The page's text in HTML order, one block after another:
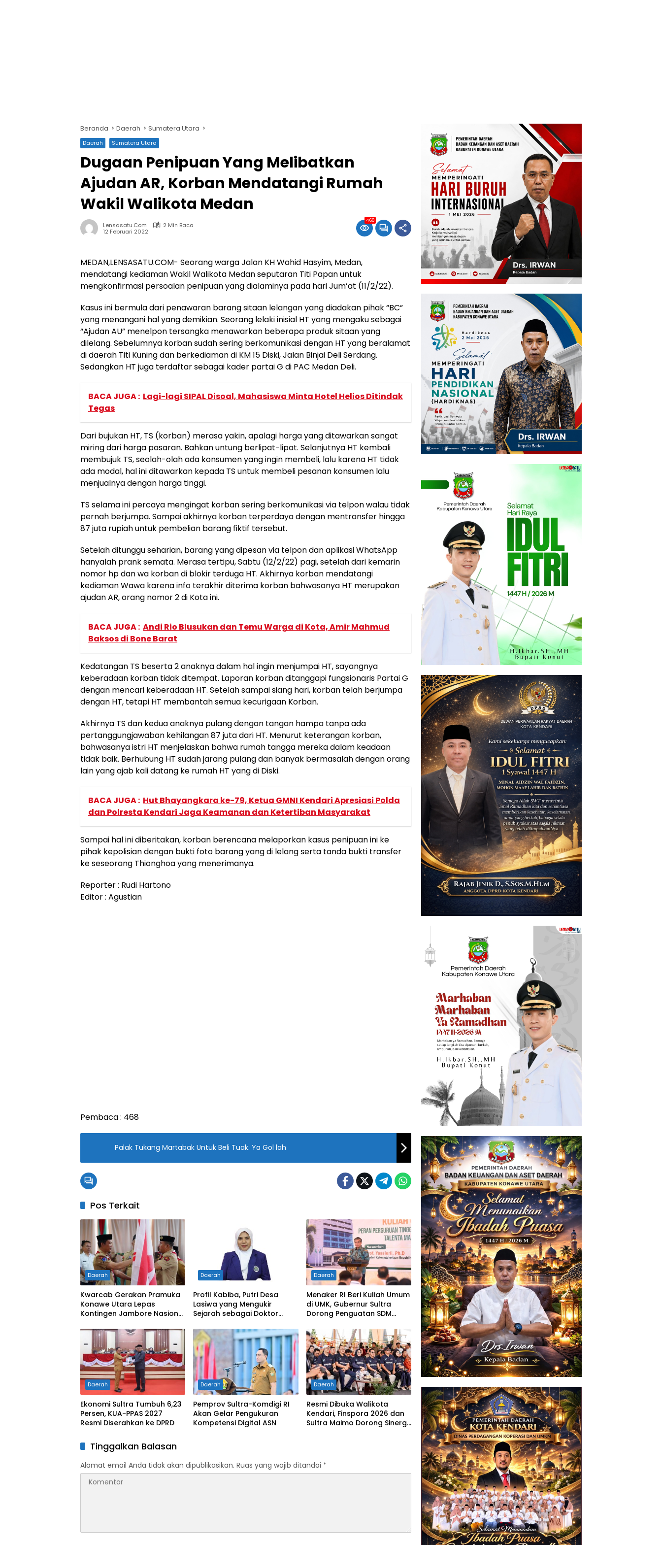
Beranda Daerah Sumatera Utara
Daerah Sumatera Utara
Dugaan Penipuan Yang Melibatkan
Ajudan AR, Korban Mendatangi Rumah
Wakil Walikota Medan
Lensasatu.com
2 Min Baca
12 Februari 2022
468
MEDAN,LENSASATU.COM- Seorang warga Jalan KH Wahid Hasyim, Medan,
mendatangi kediaman Wakil Walikota Medan seputaran Titi Papan untuk
mengkonfirmasi persoalan penipuan yang dialaminya pada hari Jum’at (11/2/22).
Kasus ini bermula dari penawaran barang sitaan lelangan yang diadakan pihak “BC”
yang menangani hal yang demikian. Seorang lelaki inisial HT yang mengaku sebagai
“Ajudan AU” menelpon tersangka menawarkan beberapa produk sitaan yang
dilelang. Sebelumnya korban sudah sering berkomunikasi dengan HT yang beralamat
di daerah Titi Kuning dan berkediaman di KM 15 Diski, Jalan Binjai Deli Serdang.
Sedangkan HT juga terdaftar sebagai kader partai G di PAC Medan Deli.
BACA JUGA : Lagi-lagi SIPAL Disoal, Mahasiswa Minta Hotel Helios Ditindak
Tegas
Dari bujukan HT, TS (korban) merasa yakin, apalagi harga yang ditawarkan sangat
miring dari harga pasaran. Bahkan untung berlipat-lipat. Selanjutnya HT kembali
membujuk TS, seolah-olah ada konsumen yang ingin membeli, lalu karena HT tidak
ada modal, hal ini ditawarkan kepada TS untuk membeli pesanan konsumen lalu
menjualnya dengan harga tinggi.
TS selama ini percaya mengingat korban sering berkomunikasi via telpon walau tidak
pernah berjumpa. Sampai akhirnya korban terperdaya dengan mentransfer hingga
87 juta rupiah untuk pembelian barang fiktif tersebut.
Setelah ditunggu seharian, barang yang dipesan via telpon dan aplikasi WhatsApp
hanyalah prank semata. Merasa tertipu, Sabtu (12/2/22) pagi, setelah dari kemarin
nomor hp dan wa korban di blokir terduga HT. Akhirnya korban mendatangi
kediaman Wawa karena info terakhir diterima korban bahwasanya HT merupakan
ajudan AR, orang nomor 2 di Kota ini.
BACA JUGA : Andi Rio Blusukan dan Temu Warga di Kota, Amir Mahmud
Baksos di Bone Barat
Kedatangan TS beserta 2 anaknya dalam hal ingin menjumpai HT, sayangnya
keberadaan korban tidak ditempat. Laporan korban ditanggapi fungsionaris Partai G
dengan mencari keberadaan HT. Setelah sampai siang hari, korban telah berjumpa
dengan HT, tetapi HT membantah semua kecurigaan Korban.
Akhirnya TS dan kedua anaknya pulang dengan tangan hampa tanpa ada
pertanggungjawaban kehilangan 87 juta dari HT. Menurut keterangan korban,
bahwasanya istri HT menjelaskan bahwa rumah tangga mereka dalam keadaan
tidak baik. Berhubung HT sudah jarang pulang dan banyak bermasalah dengan orang
lain yang ajab kali datang ke rumah HT yang di Diski.
BACA JUGA : Hut Bhayangkara ke-79, Ketua GMNI Kendari Apresiasi Polda
dan Polresta Kendari Jaga Keamanan dan Ketertiban Masyarakat
Sampai hal ini diberitakan, korban berencana melaporkan kasus penipuan ini ke
pihak kepolisian dengan bukti foto barang yang di lelang serta tanda bukti transfer
ke seseorang Thionghoa yang menerimanya.
Reporter : Rudi Hartono
Editor : Agustian
Pembaca : 468
Palak Tukang Martabak Untuk Beli Tuak. Ya Gol lah
Pos Terkait
Daerah
Kwarcab Gerakan Pramuka
Konawe Utara Lepas
Kontingen Jambore Nasional
Tunjukkan Karakter Generasi
Muda Konut yang Disiplin
dan Berprestasi
Daerah
Profil Kabiba, Putri Desa
Lasiwa yang Mengukir
Sejarah sebagai Doktor
Kelahirannya
Daerah
Menaker RI Beri Kuliah Umum
di UMK, Gubernur Sultra
Dorong Penguatan SDM
Kerja
Daerah
Ekonomi Sultra Tumbuh 6,23
Persen, KUA-PPAS 2027
Resmi Diserahkan ke DPRD
Daerah
Pemprov Sultra-Komdigi RI
Akan Gelar Pengukuran
Kompetensi Digital ASN
Daerah
Resmi Dibuka Walikota
Kendari, Finspora 2026 dan
Sultra Maimo Dorong Sinergi
Tinggalkan Balasan
Alamat email Anda tidak akan dipublikasikan. Ruas yang wajib ditandai *